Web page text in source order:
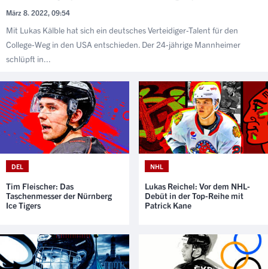
März 8. 2022, 09:54
Mit Lukas Kälble hat sich ein deutsches Verteidiger-Talent für den
College-Weg in den USA entschieden. Der 24-jährige Mannheimer
schlüpft in...
DEL
Tim Fleischer: Das
Taschenmesser der Nürnberg
Ice Tigers
NHL
Lukas Reichel: Vor dem NHL-
Debüt in der Top-Reihe mit
Patrick Kane